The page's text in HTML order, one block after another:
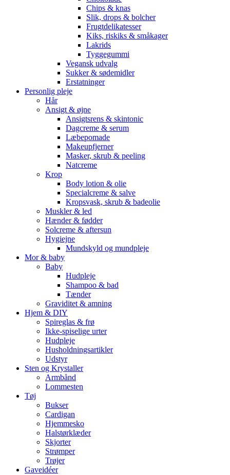
Chips & knas
Slik, drops & bolcher
Frugtdelikatesser
Kiks, riskiks & småkager
Lakrids
Tyggegummi
Vegansk udvalg
Sukker & sødemidler
Erstatninger
Personlig pleje
Hår
Ansigt & øjne
Ansigtsrens & skintonic
Dagcreme & serum
Læbepomade
Makeupfjerner
Masker, skrub & peeling
Natcreme
Krop
Body lotion & olie
Specialcreme & salve
Kropsvask, skrub & badeolie
Muskler & led
Hænder & fødder
Solcreme & aftersun
Hygiejne
Mundskyld og mundpleje
Mor & baby
Baby
Hudpleje
Shampoo & bad
Tænder
Graviditet & amning
Hjem & DIY
Spireglas & frø
Ikke-spiselige urter
Hudpleje
Husholdningsartikler
Udstyr
Sten og Krystaller
Armbånd
Lommesten
Tøj
Bukser
Cardigan
Hjemmesko
Halstørklæder
Skjorter
Strømper
Trøjer
Gaveidéer